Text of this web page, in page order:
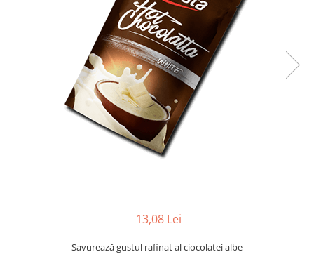
13,08 Lei
Savurează gustul rafinat al ciocolatei albe